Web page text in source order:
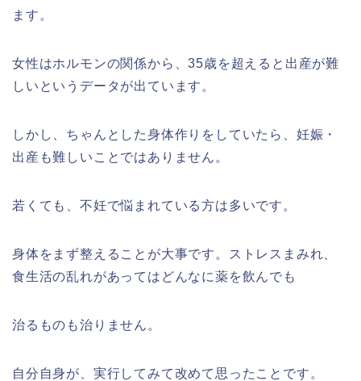
ます。
女性はホルモンの関係から、35歳を超えると出産が難
しいというデータが出ています。
しかし、ちゃんとした身体作りをしていたら、妊娠・
出産も難しいことではありません。
若くても、不妊で悩まれている方は多いです。
身体をまず整えることが大事です。ストレスまみれ、
食生活の乱れがあってはどんなに薬を飲んでも
治るものも治りません。
自分自身が、実行してみて改めて思ったことです。